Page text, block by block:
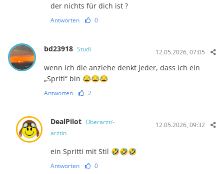
der nichts für dich ist ?
Antworten 0
bd23918 Studi 12.05.2026, 07:05
wenn ich die anziehe denkt jeder, dass ich ein
„Spriti“ bin 😂😂😂
Antworten 2
DealPilot Oberarzt/-
ärztin
12.05.2026, 09:32
ein Spritti mit Stil 🤣🤣🤣
Antworten 0